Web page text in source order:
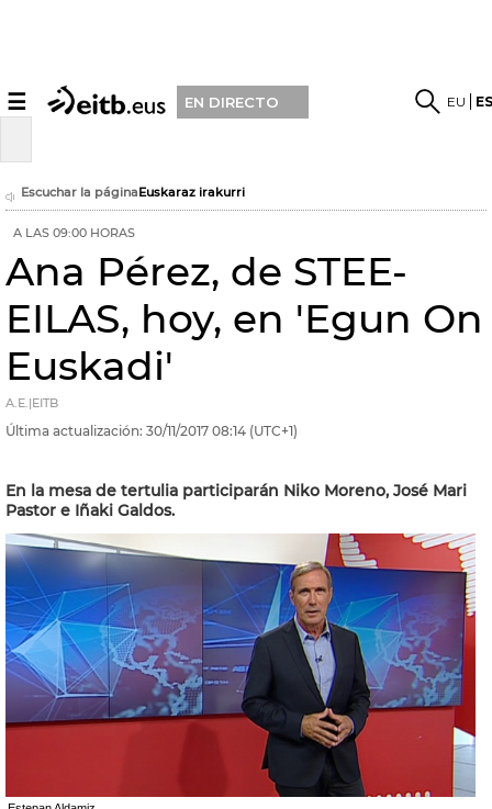
☰ EN DIRECTO EU
Escuchar la páginaEuskaraz irakurri
A LAS 09:00 HORAS
Ana Pérez, de STEE-
EILAS, hoy, en 'Egun On
Euskadi'
A.E.|EITB
Última actualización: 30/11/2017 08:14 (UTC+1)
En la mesa de tertulia participarán Niko Moreno, José Mari
Pastor e Iñaki Galdos.